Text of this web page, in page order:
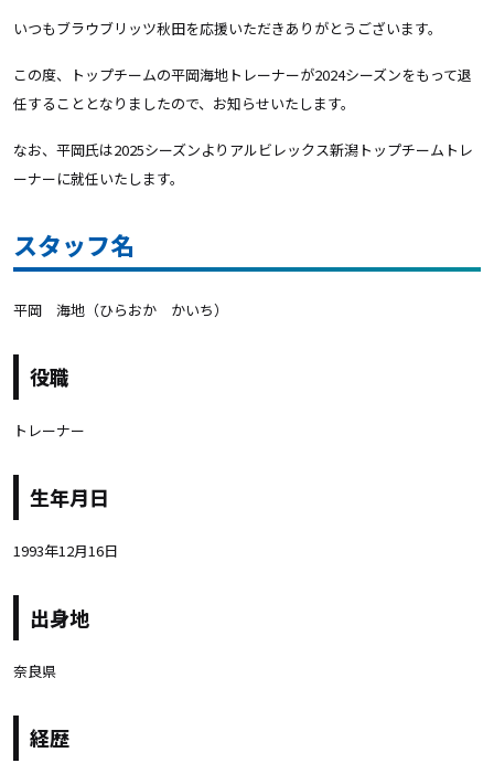
いつもブラウブリッツ秋田を応援いただきありがとうございます。
この度、トップチームの平岡海地トレーナーが2024シーズンをもって退
任することとなりましたので、お知らせいたします。
なお、平岡氏は2025シーズンよりアルビレックス新潟トップチームトレ
ーナーに就任いたします。
スタッフ名
平岡 海地（ひらおか かいち）
役職
トレーナー
生年月日
1993年12月16日
出身地
奈良県
経歴